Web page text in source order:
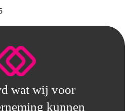
wat wij voor
kunnen